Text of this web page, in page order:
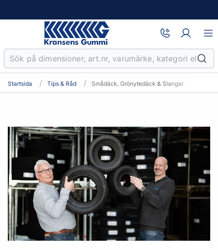
Startsida Tips & Råd Smådäck, Grönytedäck & Slangar